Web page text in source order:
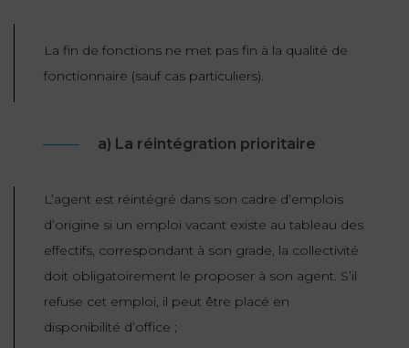
La fin de fonctions ne met pas fin à la qualité de
fonctionnaire (sauf cas particuliers).
a) La réintégration prioritaire
L’agent est réintégré dans son cadre d’emplois
d’origine si un emploi vacant existe au tableau des
effectifs, correspondant à son grade, la collectivité
doit obligatoirement le proposer à son agent. S’il
refuse cet emploi, il peut être placé en
disponibilité d’office ;